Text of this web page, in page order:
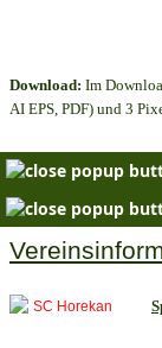
Download: Im
AI EPS, PDF) und 3